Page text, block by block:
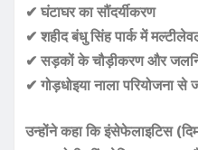
✔ घंटाघर का सौंदर्यीकरण
✔ शहीद बंधु सिंह पार्क में
✔ सड़कों के चौड़ीकरण और
✔ गोड़धोइया नाला परियोजना
उन्होंने कहा कि इंसेफेलाइटिस